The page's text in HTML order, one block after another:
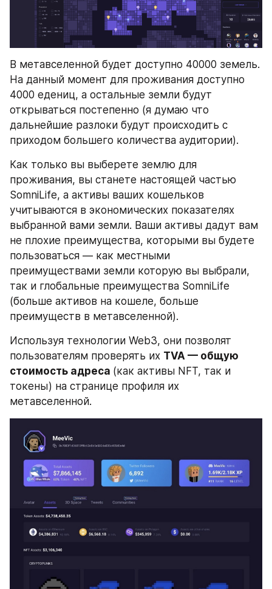
В метавселенной будет доступно 40000 земель.
На данный момент для проживания доступно
4000 едениц, а остальные земли будут
открываться постепенно (я думаю что
дальнейшие разлоки будут происходить с
приходом большего количества аудитории).
Как только вы выберете землю для
проживания, вы станете настоящей частью
SomniLife, а активы ваших кошельков
учитываются в экономических показателях
выбранной вами земли. Ваши активы дадут вам
не плохие преимущества, которыми вы будете
пользоваться — как местными
преимуществами земли которую вы выбрали,
так и глобальные преимущества SomniLife
(больше активов на кошеле, больше
преимуществ в метавселенной).
Используя технологии Web3, они позволят
пользователям проверять их TVA — общую
стоимость адреса (как активы NFT, так и
токены) на странице профиля их
метавселенной.